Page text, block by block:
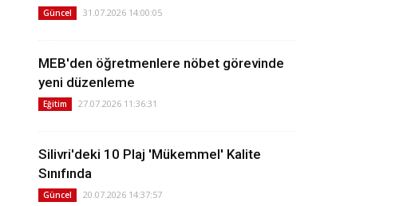
Güncel 31.07.2026 14:00:05
MEB'den öğretmenlere nöbet görevinde
yeni düzenleme
Eğitim 27.07.2026 11:36:31
Silivri'deki 10 Plaj 'Mükemmel' Kalite
Sınıfında
Güncel 20.07.2026 14:37:57